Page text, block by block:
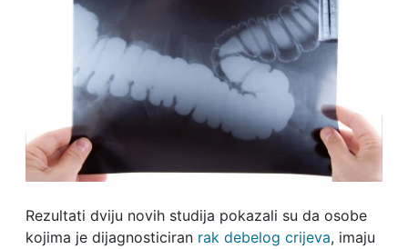
Rezultati dviju novih studija pokazali su da osobe
kojima je dijagnosticiran rak debelog crijeva, imaju